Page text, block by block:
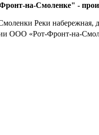
на-Смоленке" -
Реки набережная,
ООО «Рот-Фронт-на-